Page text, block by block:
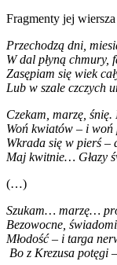
Fragmenty jej
Przechodzą dni,
W dal płyną
Zasępiam się wiek
Lub w szale czczych
Czekam, marzę,
Woń kwiatów – i
Wkrada się w pierś –
Maj kwitnie… Głazy
(…)
Szukam… marzę…
Bezowocne,
Młodość – i targa
Bo z Krezusa potęgi